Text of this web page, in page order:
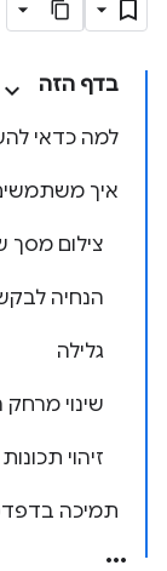
בדף הזה
למה כדאי
איך
צילום מסך
הנחיה
גלילה
שינוי
זיהוי תכונות
תמיכה